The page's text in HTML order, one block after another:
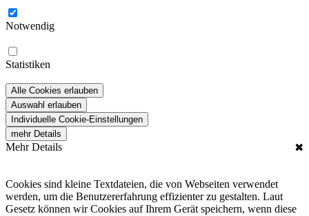
Notwendig
Statistiken
Alle Cookies erlauben
Auswahl erlauben
Individuelle Cookie-Einstellungen
mehr Details
Mehr Details ✖
Cookies sind kleine Textdateien, die von Webseiten verwendet
werden, um die Benutzererfahrung effizienter zu gestalten. Laut
Gesetz können wir Cookies auf Ihrem Gerät speichern, wenn diese